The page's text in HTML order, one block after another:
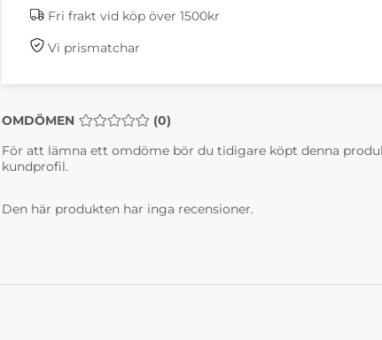
Fri frakt vid köp över 1500kr
Vi prismatchar
OMDÖMEN MEDELBETYG 0 AV 5 ANTAL BETYG 0
(0)
För att lämna ett omdöme bör du tidigare köpt denna
kundprofil.
Den här produkten har inga recensioner.